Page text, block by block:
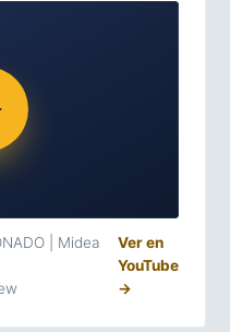
| Midea
Ver en
YouTube
→